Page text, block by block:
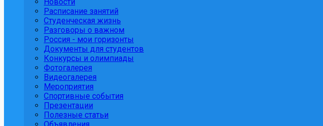
Расписание занятий
Студенческая жизнь
Разговоры о важном
Россия - мои горизонты
Документы для студентов
Конкурсы и олимпиады
Фотогалерея
Видеогалерея
Мероприятия
Спортивные события
Презентации
Полезные статьи